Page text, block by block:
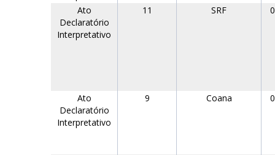
Ato
Declaratório
Interpretativo
11 SRF
Ato
Declaratório
Interpretativo
9 Coana